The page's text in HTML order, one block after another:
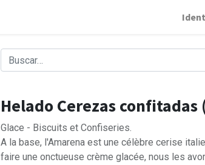
Helado Cerezas confitadas
Glace - Biscuits et Confiseries.
A la base, l'Amarena est une célèbre cerise
faire une onctueuse crème glacée, nous les